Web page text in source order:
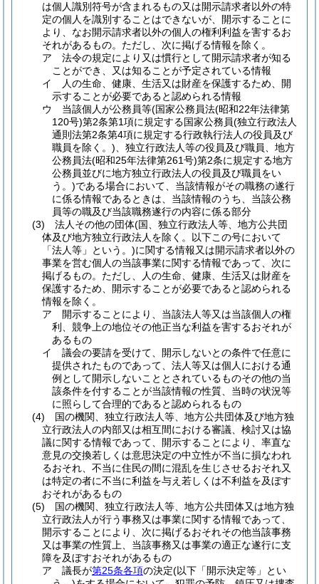
は個人識別符号が含まれるもの又は開示請求者以外の特
定の個人を識別することはできないが、開示することに
より、なお開示請求者以外の個人の権利利益を害するお
それがあるもの。 ただし、次に掲げる情報を除く。
ア
法令の規定により又は慣行として開示請求者が知る
ことができ、又は知ることが予定されている情報
イ
人の生命、健康、生活又は財産を保護するため、開
示することが必要であると認められる情報
ウ
当該個人が公務員等(国家公務員法(昭和22年法律第
120号)第2条第1項に規定する国家公務員(独立行政法人
通則法第2条第4項に規定する行政執行法人の役員及び
職員を除く。) 、独立行政法人等の役員及び職員、地方
公務員法(昭和25年法律第261号)第2条に規定する地方
公務員並びに地方独立行政法人の役員及び職員をい
う。)である場合において、当該情報がその職務の遂行
に係る情報であるときは、当該情報のうち、当該公務
員等の職及び当該職務遂行の内容に係る部分
(3)
法人その他の団体(国、独立行政法人等、地方公共団
体及び地方独立行政法人を除く。以下この号において
「法人等」という。)に関する情報又は開示請求者以外の
事業を営む個人の当該事業に関する情報であって、次に
掲げるもの。 ただし、人の生命、健康、生活又は財産を
保護するため、開示することが必要であると認められる
情報を除く。
ア
開示することにより、当該法人等又は当該個人の権
利、競争上の地位その他正当な利益を害するおそれが
あるもの
イ
議会の要請を受けて、開示しないとの条件で任意に
提供されたものであって、法人等又は個人における通
例として開示しないこととされているものその他の当
該条件を付することが当該情報の性質、当時の状況等
に照らして合理的であると認められるもの
(4)
国の機関、独立行政法人等、地方公共団体及び地方独
立行政法人の内部又は相互間における審議、検討又は協
議に関する情報であって、開示することにより、率直な
意見の交換若しくは意思決定の中立性が不当に損なわれ
るおそれ、不当に住民の間に混乱を生じさせるおそれ又
は特定の者に不当に利益を与え若しくは不利益を及ぼす
おそれがあるもの
(5)
国の機関、独立行政法人等、地方公共団体又は地方独
立行政法人が行う事務又は事業に関する情報であって、
開示することにより、次に掲げるおそれその他当該事務
又は事業の性質上、当該事務又は事業の適正な遂行に支
障を及ぼすおそれがあるもの
ア
議長が第25条各項の決定(以下「開示決定等」とい